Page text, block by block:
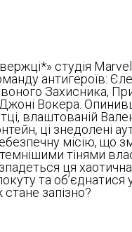
студія
антигероїв:
Захисника,
Вокера.
влаштованій
ці знедолені
місію, що
тінями
ця
та об’єднатися
запізно?